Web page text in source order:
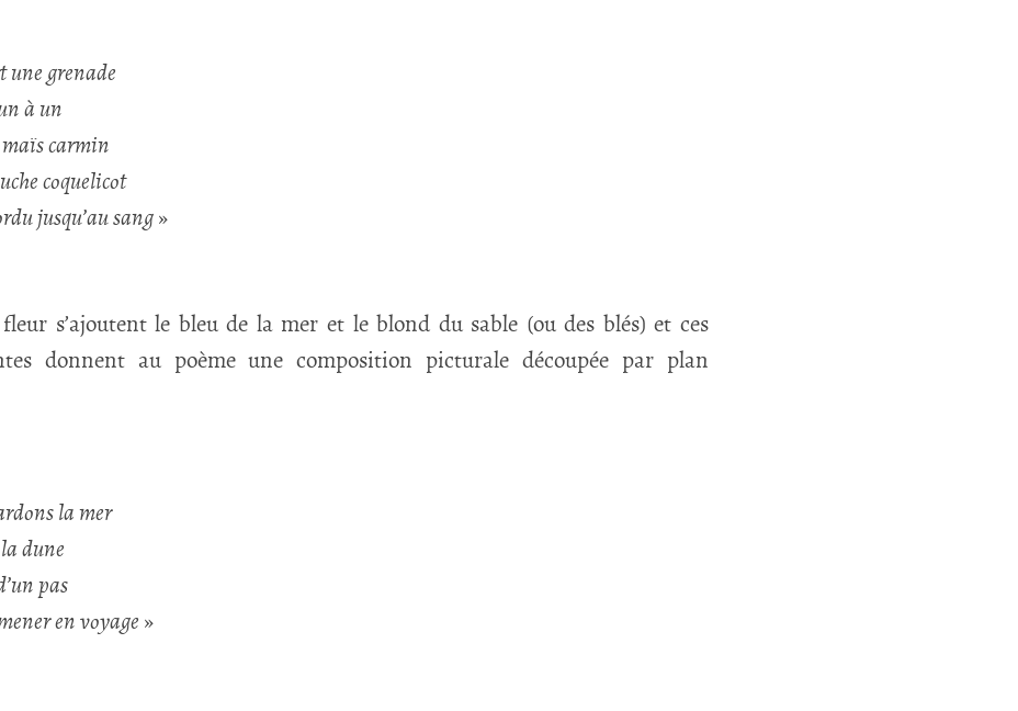
une grenade
à un
carmin
coquelicot
jusqu’au sang»
s’ajoutent le bleu de la mer et le blond du sable (ou des blés) et ces
donnent au poème une composition picturale découpée par plan
la mer
dune
pas
en voyage »